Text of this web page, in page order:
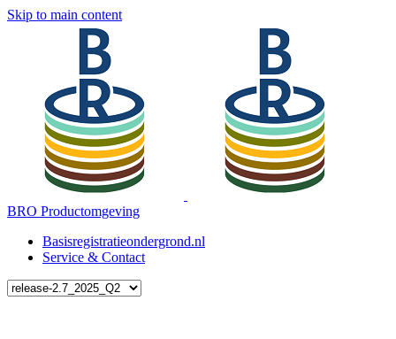
Skip to main content
BRO Productomgeving
Basisregistratieondergrond.nl
Service & Contact